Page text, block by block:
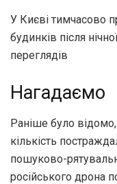
У Києві тимчасово
будинків після
переглядiв
Нагадаємо
Раніше було
кількість
пошуково-
російського дрона